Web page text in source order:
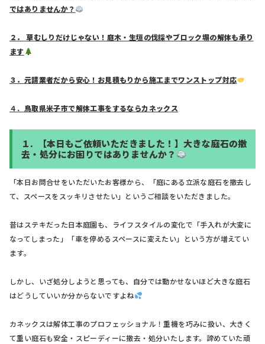
ではありませんか？
２ ．
草むしりだけじゃない！庭木・生垣の伐採やブロック塀の解体も承り
ます
３． 元請業者だから安心！お見積もりから施工までワンストップ対応
４． 鳥取県米子市で解体工事をするならカネックス
１.
【本日もご依頼いただきました！】大きな庭石の撤
去・処分にお困りではありませんか？
「本日お問合せをいただいたお客様から、「庭にある立派な庭石を撤去し
て、スペースをスッキリさせたい」というご相談をいただきました。
昔はステキだった日本庭園も、ライフスタイルの変化で「手入れが大変に
なってしまった」「車を停めるスペースに変えたい」という方が増えてい
ます。
しかし、いざ処分しようと思っても、自分では動かせないほど大きな庭石
はどうしていいか分からないですよね
カネックスは解体工事のプロフェッショナル！重機を巧みに扱い、大きく
て重い庭石も安全・スピーディーに撤去・処分いたします。諦めていた頑